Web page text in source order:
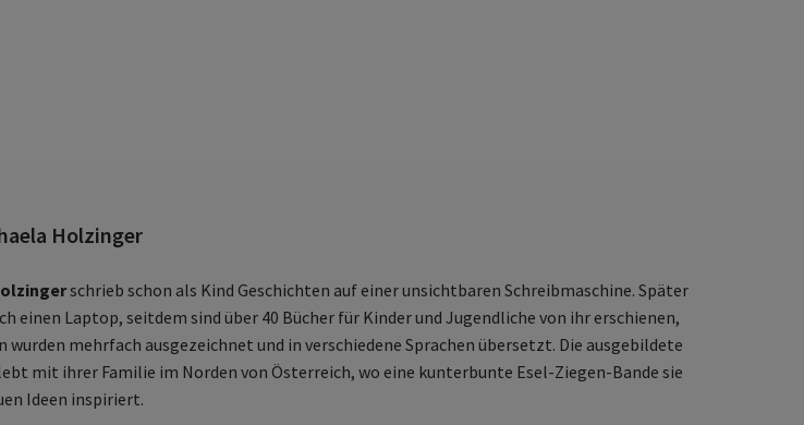
Bilderbuchreihe von Michaela
Holzinger
schrieb schon als Kind Geschichten auf einer unsichtbaren Schreibmaschine. Später
einen Laptop, seitdem sind über 40 Bücher für Kinder und Jugendliche von ihr erschienen,
wurden mehrfach ausgezeichnet und in verschiedene Sprachen übersetzt. Die ausgebildete
mit ihrer Familie im Norden von Österreich, wo eine kunterbunte Esel-Ziegen-Bande sie
Ideen inspiriert.